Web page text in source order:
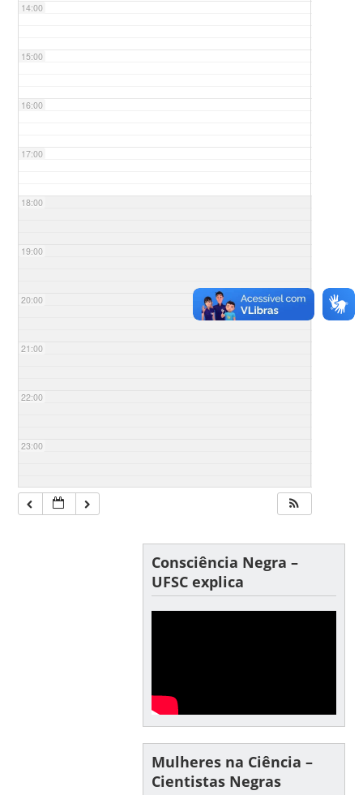
14:00
15:00
16:00
17:00
18:00
19:00
20:00
21:00
22:00
23:00
Consciência Negra –
UFSC explica
Mulheres na Ciência –
Cientistas Negras